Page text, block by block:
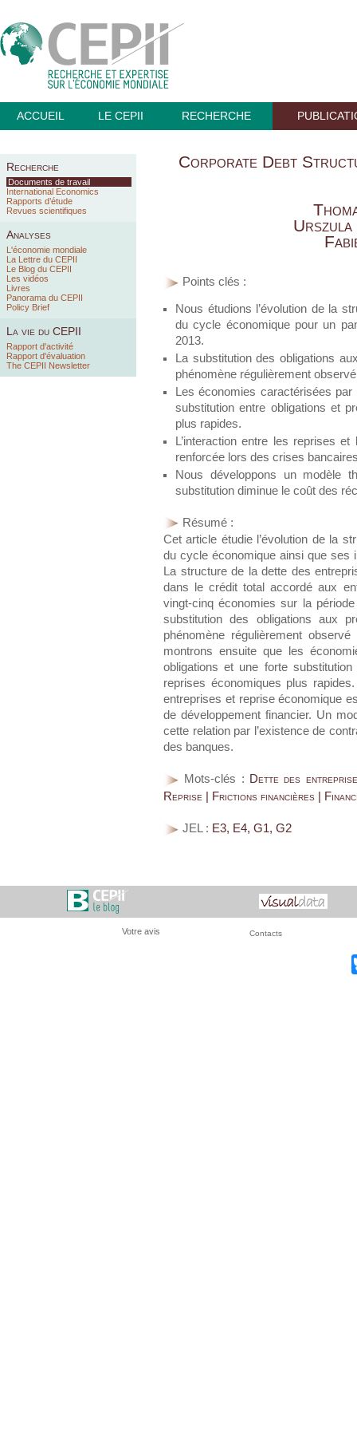
ACCUEIL LE CEPII RECHERCHE
Recherche
Documents de travail
International Economics
Rapports d’étude
Revues scientifiques
Analyses
L'économie mondiale
La Lettre du CEPII
Le Blog du CEPII
Les vidéos
Livres
Panorama du CEPII
Policy Brief
La vie du CEPII
Rapport d'activité
Rapport d'évaluation
The CEPII Newsletter
Corporate Debt
Urszula
Points clés :
Nous étudions l’évolution de la
du cycle économique pour un
2013.
La substitution des obligations
phénomène régulièrement
Les économies caractérisées
substitution entre obligations et
plus rapides.
L’interaction entre les reprises
renforcée lors des crises
Nous développons un modèle
substitution diminue le coût des
Résumé :
Cet article étudie l’évolution de la
du cycle économique ainsi que ses
La structure de la dette des
dans le crédit total accordé aux
vingt-cinq économies sur la
substitution des obligations aux
phénomène régulièrement
montrons ensuite que les
obligations et une forte
reprises économiques plus
entreprises et reprise économique
de développement financier. Un
cette relation par l’existence de
des banques.
Mots-clés : Dette des
Reprise | Frictions financières |
JEL : E3, E4, G1, G2
Votre avis Contacts